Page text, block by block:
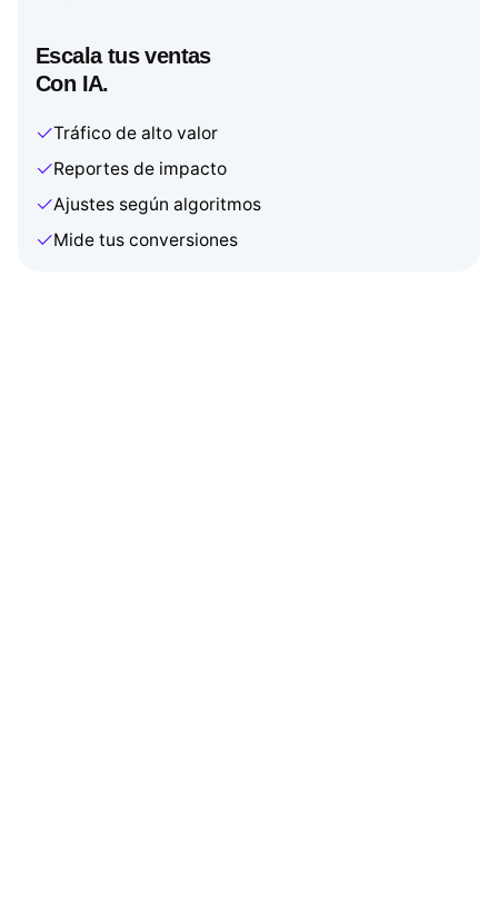
Escala tus ventas
Con IA.
Tráfico de alto valor
Reportes de impacto
Ajustes según algoritmos
Mide tus conversiones